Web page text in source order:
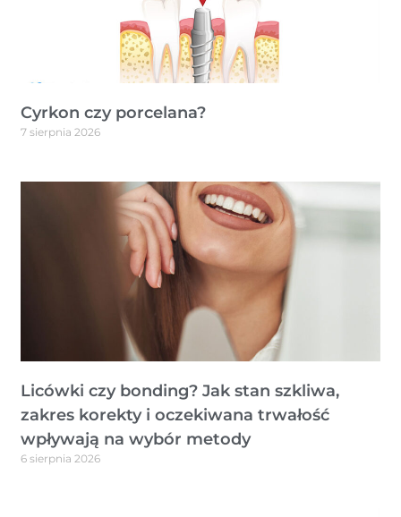
Cyrkon czy porcelana?
7 sierpnia 2026
Licówki czy bonding? Jak stan szkliwa,
zakres korekty i oczekiwana trwałość
wpływają na wybór metody
6 sierpnia 2026